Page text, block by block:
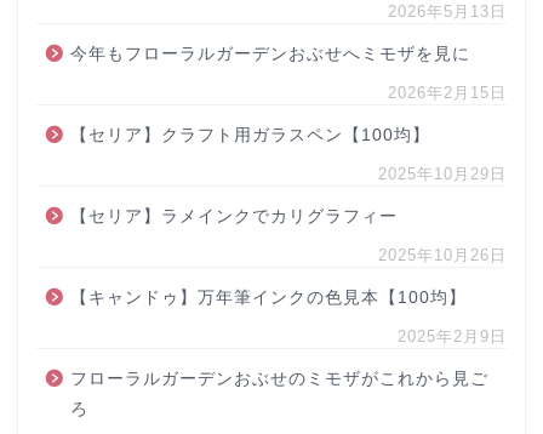
2026年5月13日
今年もフローラルガーデンおぶせへミモザを見に
2026年2月15日
【セリア】クラフト用ガラスペン【100均】
2025年10月29日
【セリア】ラメインクでカリグラフィー
2025年10月26日
【キャンドゥ】万年筆インクの色見本【100均】
2025年2月9日
フローラルガーデンおぶせのミモザがこれから見ご
ろ